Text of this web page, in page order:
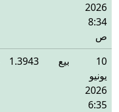
2026
8:34
ص
10
يونيو
2026
6:35
بيع 1.3943